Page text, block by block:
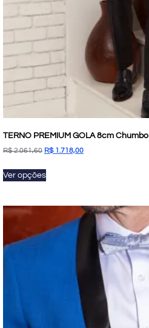
TERNO PREMIUM GOLA 8cm Chumbo
R$2.061,60 R$1.718,00
Ver opções